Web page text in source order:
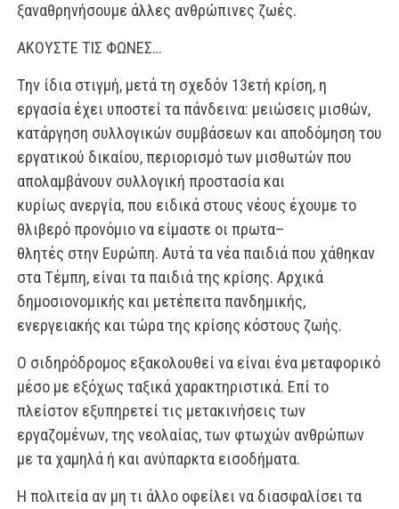
ξαναθρηνήσουμε άλλες ανθρώπινες ζωές.
ΑΚΟΥΣΤΕ ΤΙΣ ΦΩΝΕΣ…
Την ίδια στιγμή, μετά τη σχεδόν 13ετή κρίση, η
εργασία έχει υποστεί τα πάνδεινα: μειώσεις μισθών,
κατάργηση συλλογικών συμβάσεων και αποδόμηση του
εργατικού δικαίου, περιορισμό των μισθωτών που
απολαμβάνουν συλλογική προστασία και
κυρίως ανεργία, που ειδικά στους νέους έχουμε το
θλιβερό προνόμιο να είμαστε οι πρωτα–
θλητές στην Ευρώπη. Αυτά τα νέα παιδιά που χάθηκαν
στα Τέμπη, είναι τα παιδιά της κρίσης. Αρχικά
δημοσιονομικής και μετέπειτα πανδημικής,
ενεργειακής και τώρα της κρίσης κόστους ζωής.
Ο σιδηρόδρομος εξακολουθεί να είναι ένα μεταφορικό
μέσο με εξόχως ταξικά χαρακτηριστικά. Επί το
πλείστον εξυπηρετεί τις μετακινήσεις των
εργαζομένων, της νεολαίας, των φτωχών ανθρώπων
με τα χαμηλά ή και ανύπαρκτα εισοδήματα.
Η πολιτεία αν μη τι άλλο οφείλει να διασφαλίσει τα